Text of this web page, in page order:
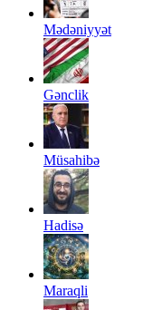
Mədəniyyət
Gənclik
Müsahibə
Hadisə
Maraqli